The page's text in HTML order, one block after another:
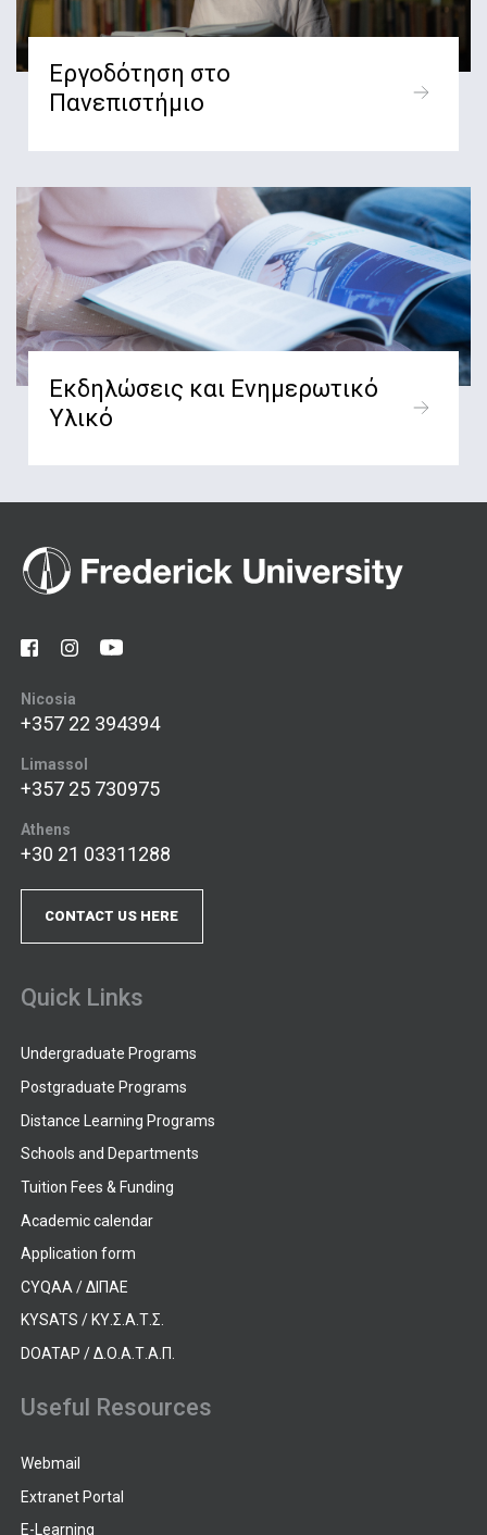
Εργοδότηση στο
Πανεπιστήμιο
Εκδηλώσεις και Ενημερωτικό
Υλικό
Nicosia
+357 22 394394
Limassol
+357 25 730975
Athens
+30 21 03311288
CONTACT US HERE
Quick Links
Undergraduate Programs
Postgraduate Programs
Distance Learning Programs
Schools and Departments
Tuition Fees & Funding
Academic calendar
Application form
CYQAA / ΔΙΠΑΕ
KYSATS / ΚΥ.Σ.Α.Τ.Σ.
DOATAP / Δ.Ο.Α.Τ.Α.Π.
Useful Resources
Webmail
Extranet Portal
E-Learning